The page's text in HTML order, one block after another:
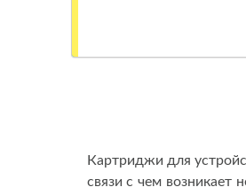
Картриджи для
связи с чем